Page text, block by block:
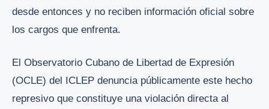
desde entonces y no reciben información oficial sobre
los cargos que enfrenta.
El Observatorio Cubano de Libertad de Expresión
(OCLE) del ICLEP denuncia públicamente este hecho
represivo que constituye una violación directa al